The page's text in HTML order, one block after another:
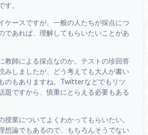
。
ケースですが、一般の人たちが採点につ
であれば、理解してもらいたいことがあ
教師による採点なのか。テストの珍回答
みしましたが、どう考えても大人が書い
のもありますね。Twitterなどでもリツ
題ですから、慎重にとらえる必要もある
授業についてよくわかってもらいたい。
想論でもあるので、もちろんそうでない